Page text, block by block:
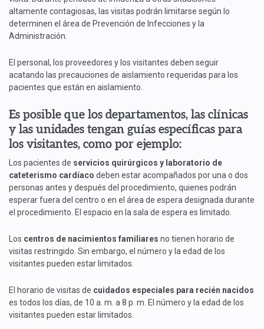
altamente contagiosas, las visitas podrán limitarse según lo
determinen el área de Prevención de Infecciones y la
Administración.
El personal, los proveedores y los visitantes deben seguir
acatando las precauciones de aislamiento requeridas para los
pacientes que están en aislamiento.
Es posible que los departamentos, las clínicas
y las unidades tengan guías específicas para
los visitantes, como por ejemplo:
Los pacientes de servicios quirúrgicos y laboratorio de
cateterismo cardíaco deben estar acompañados por una o dos
personas antes y después del procedimiento, quienes podrán
esperar fuera del centro o en el área de espera designada durante
el procedimiento. El espacio en la sala de espera es limitado.
Los centros de nacimientos familiares no tienen horario de
visitas restringido. Sin embargo, el número y la edad de los
visitantes pueden estar limitados.
El horario de visitas de cuidados especiales para recién nacidos
es todos los días, de 10 a. m. a 8 p. m. El número y la edad de los
visitantes pueden estar limitados.